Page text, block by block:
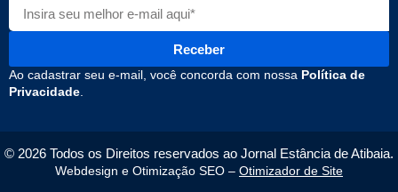
Receber
Ao cadastrar seu e-mail, você concorda com nossa Política de
Privacidade.
© 2026 Todos os Direitos reservados ao Jornal Estância de Atibaia.
Webdesign e Otimização SEO – Otimizador de Site